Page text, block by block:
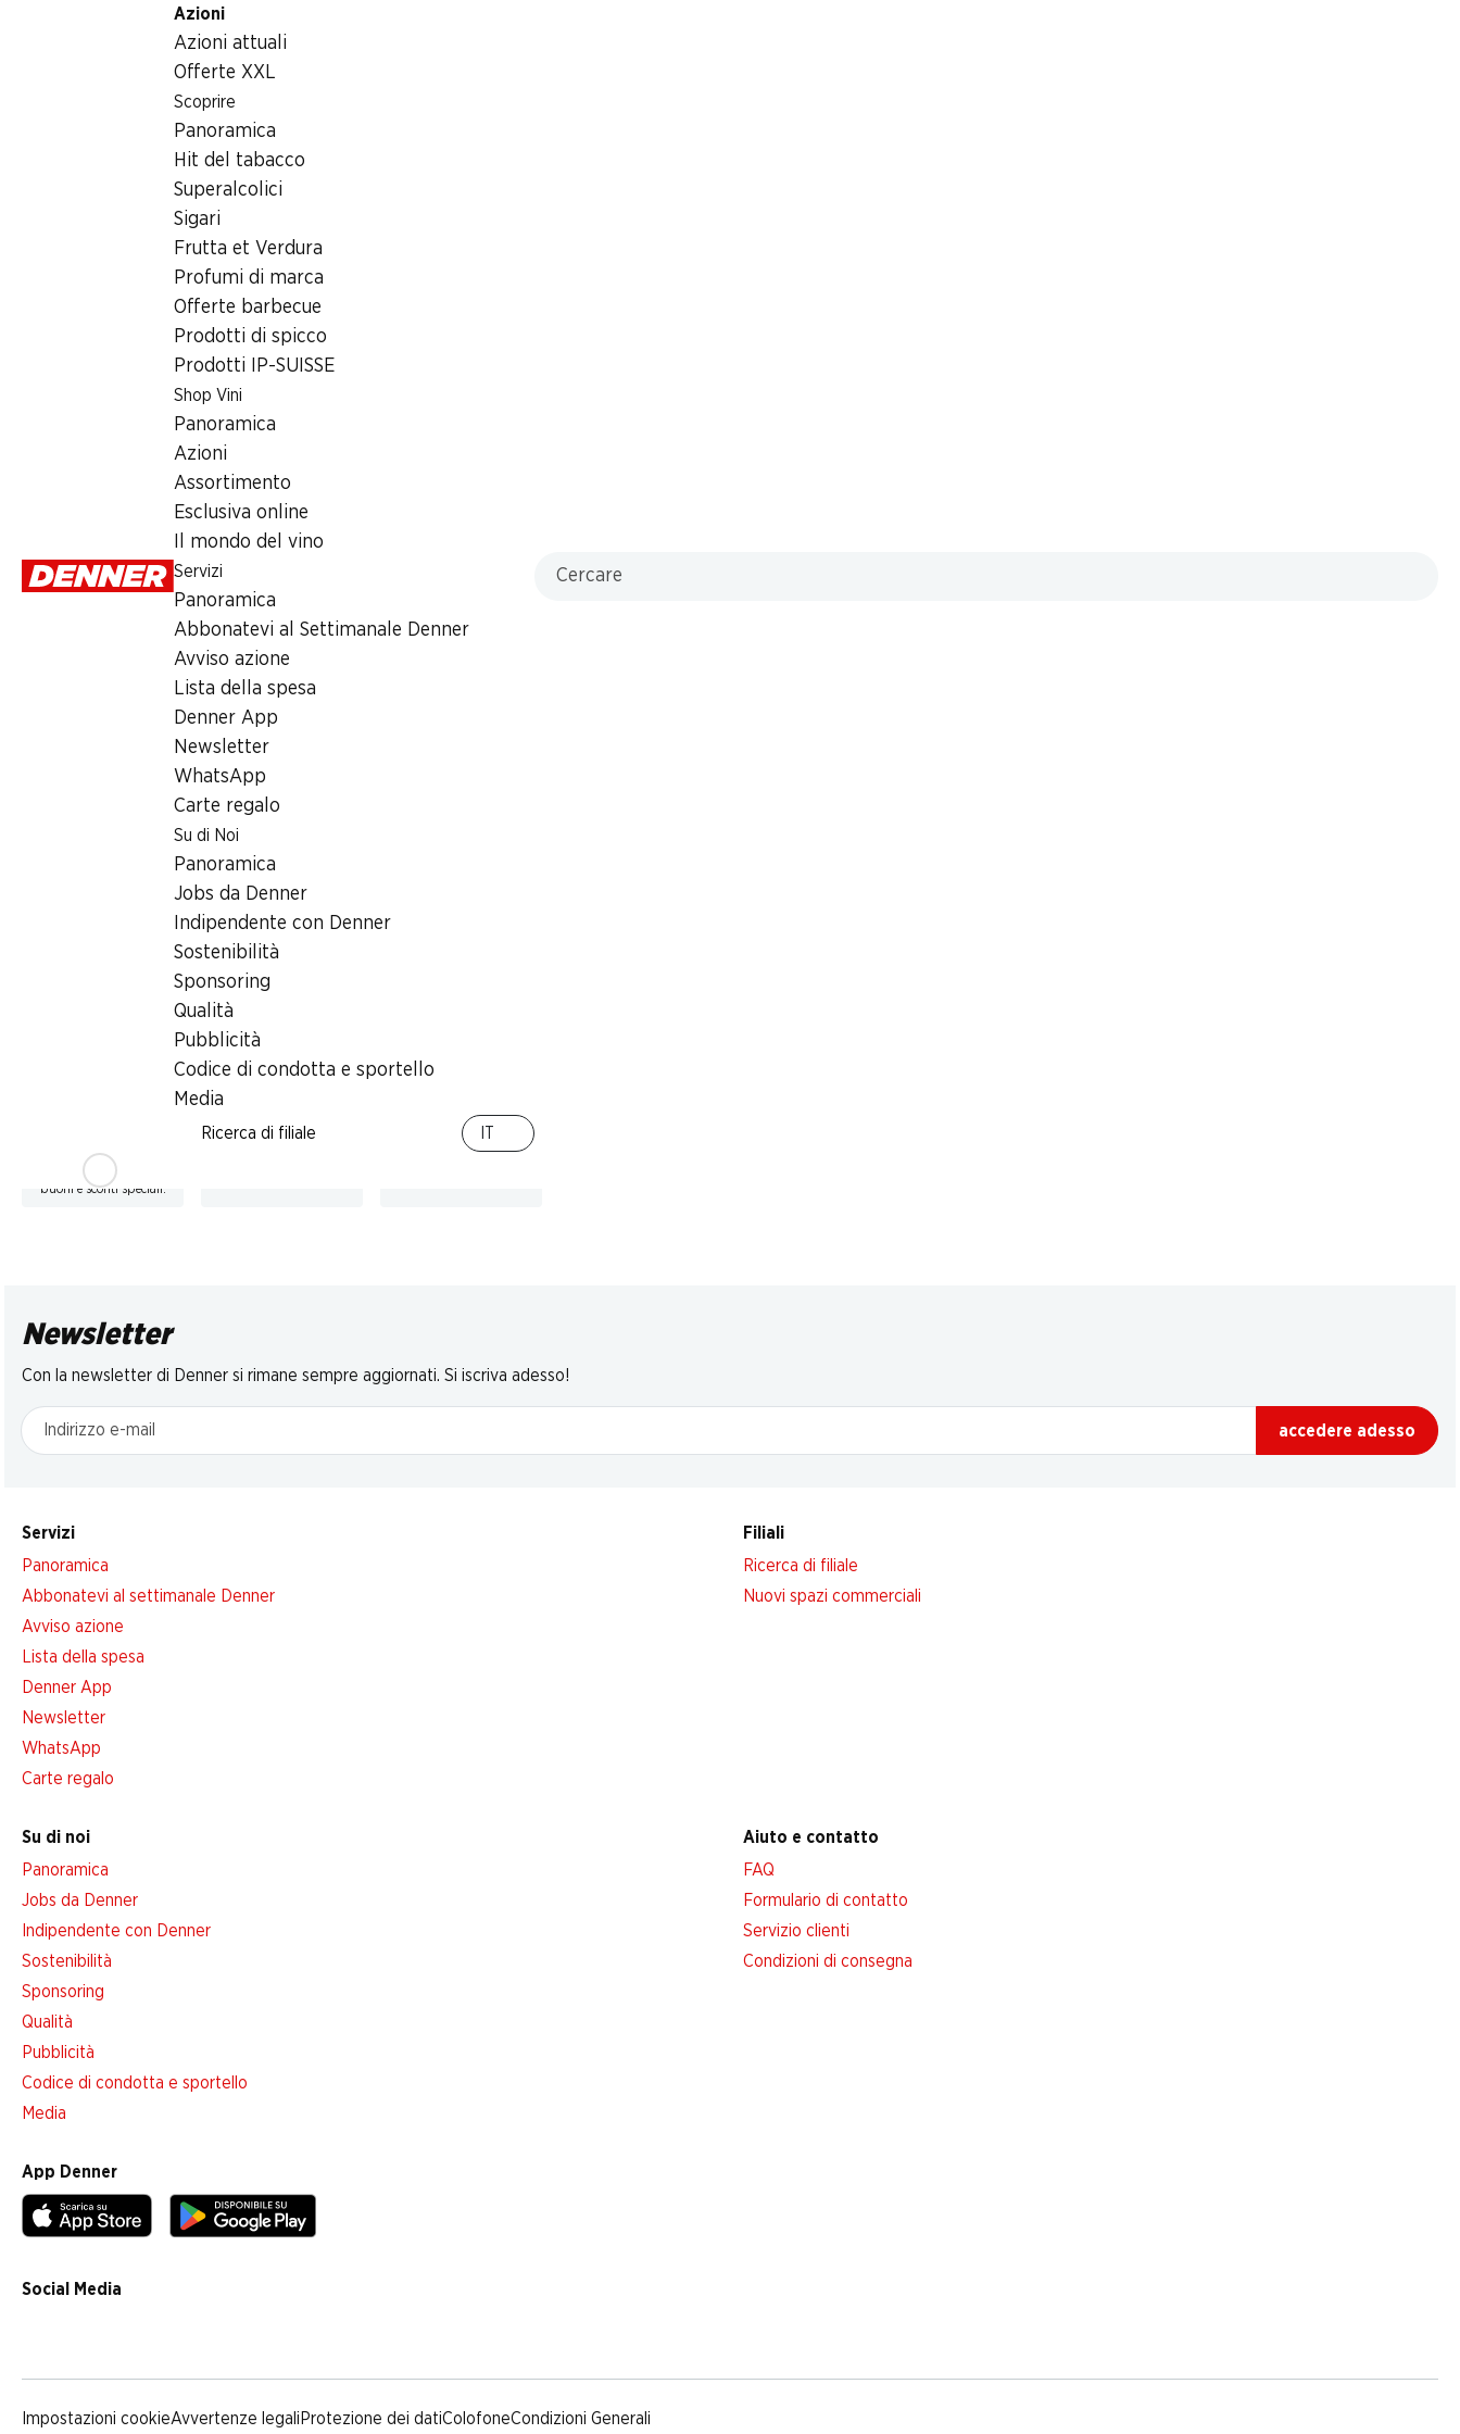
Azioni
Azioni attuali
Offerte XXL
Scoprire
Panoramica
Hit del tabacco
Superalcolici
Sigari
Frutta et Verdura
Profumi di marca
Offerte barbecue
Prodotti di spicco
Prodotti IP-SUISSE
Shop Vini
Panoramica
Azioni
Assortimento
Esclusiva online
Il mondo del vino
Servizi
Panoramica
Abbonatevi al Settimanale Denner
Avviso azione
Lista della spesa
Denner App
Newsletter
WhatsApp
Carte regalo
Su di Noi
Panoramica
Jobs da Denner
Indipendente con Denner
Sostenibilità
Sponsoring
Qualità
Pubblicità
Codice di condotta e sportello
Media
Ricerca di filiale
Articoli non alimentari
Doccia gel Aloe Vera ISANA
1026053
Altri clienti hanno acquistato anche
cumulabile con altri
buoni e sconti speciali.
32%
8.90 invece di 13.20
Collutorio Total
Care Protezione
denti Listerine
2 x 500 ml
Newsletter
Con la newsletter di Denner si rimane sempre aggiornati. Si iscriva adesso!
Indirizzo e-mail
accedere adesso
Servizi
Panoramica
Abbonatevi al settimanale Denner
Avviso azione
Lista della spesa
Denner App
Newsletter
WhatsApp
Carte regalo
Filiali
Ricerca di filiale
Nuovi spazi commerciali
Su di noi
Panoramica
Jobs da Denner
Indipendente con Denner
Sostenibilità
Sponsoring
Qualità
Pubblicità
Codice di condotta e sportello
Media
Aiuto e contatto
FAQ
Formulario di contatto
Servizio clienti
Condizioni di consegna
App Denner
Social Media
Impostazioni cookieAvvertenze legali Protezione dei datiColofoneCondizioni Generali